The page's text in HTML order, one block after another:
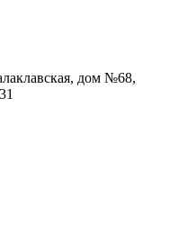
дом №68,